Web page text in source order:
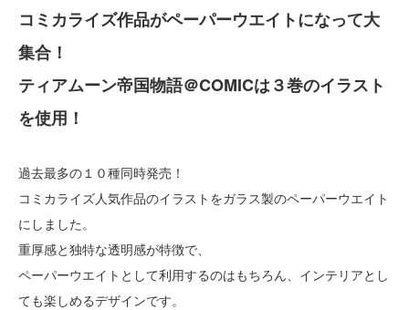
コミカライズ作品がペーパーウエイトになって大
集合！
ティアムーン帝国物語＠COMICは３巻のイラスト
を使用！
過去最多の１０種同時発売！
コミカライズ人気作品のイラストをガラス製のペーパーウエイト
にしました。
重厚感と独特な透明感が特徴で、
ペーパーウエイトとして利用するのはもちろん、インテリアとし
ても楽しめるデザインです。